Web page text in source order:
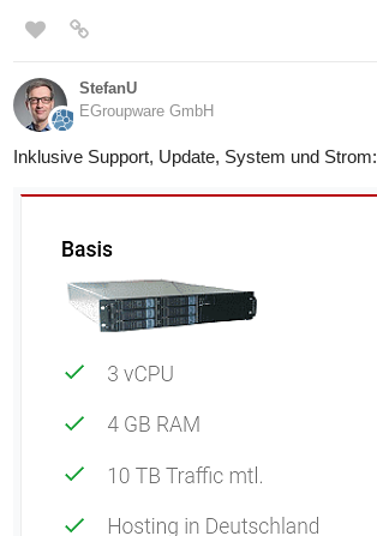
StefanU
EGroupware GmbH
Inklusive Support, Update, System und Strom: